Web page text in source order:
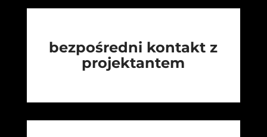
bezpośredni kontakt z
projektantem